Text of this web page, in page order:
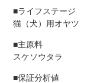
■ライフステージ
猫（犬）用オヤツ
■主原料
スケソウタラ
■保証分析値